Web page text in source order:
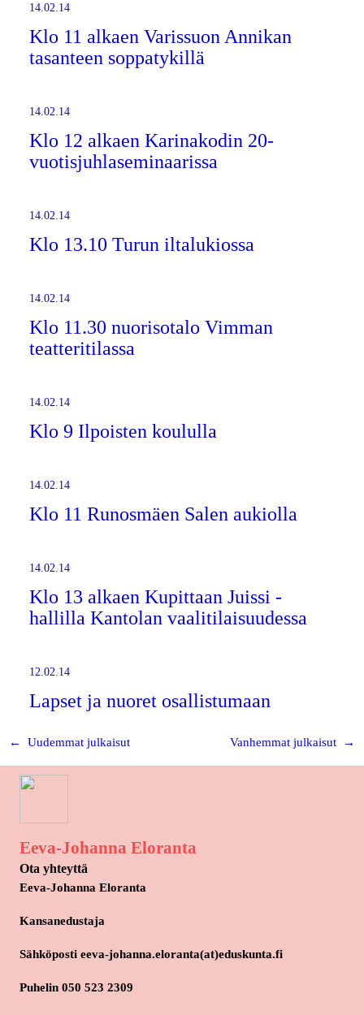
14.02.14
Klo 11 alkaen Varissuon Annikan
tasanteen soppatykillä
14.02.14
Klo 12 alkaen Karinakodin 20-
vuotisjuhlaseminaarissa
14.02.14
Klo 13.10 Turun iltalukiossa
14.02.14
Klo 11.30 nuorisotalo Vimman
teatteritilassa
14.02.14
Klo 9 Ilpoisten koululla
14.02.14
Klo 11 Runosmäen Salen aukiolla
14.02.14
Klo 13 alkaen Kupittaan Juissi -
hallilla Kantolan vaalitilaisuudessa
12.02.14
Lapset ja nuoret osallistumaan
← Uudemmat julkaisut Vanhemmat julkaisut →
Eeva-Johanna Eloranta
Ota yhteyttä
Eeva-Johanna Eloranta
Kansanedustaja
Sähköposti eeva-johanna.eloranta(at)eduskunta.fi
Puhelin 050 523 2309